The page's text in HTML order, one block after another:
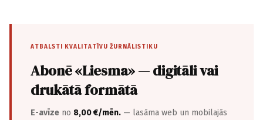
ATBALSTI KVALITATĪVU ŽURNĀLISTIKU
Abonē «Liesma» — digitāli vai
drukātā formātā
E-avīze no 8,00 €/mēn. — lasāma web un mobilajās